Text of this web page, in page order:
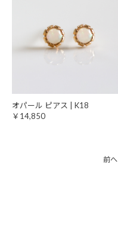
オパール ピアス | K18
￥14,850
前へ